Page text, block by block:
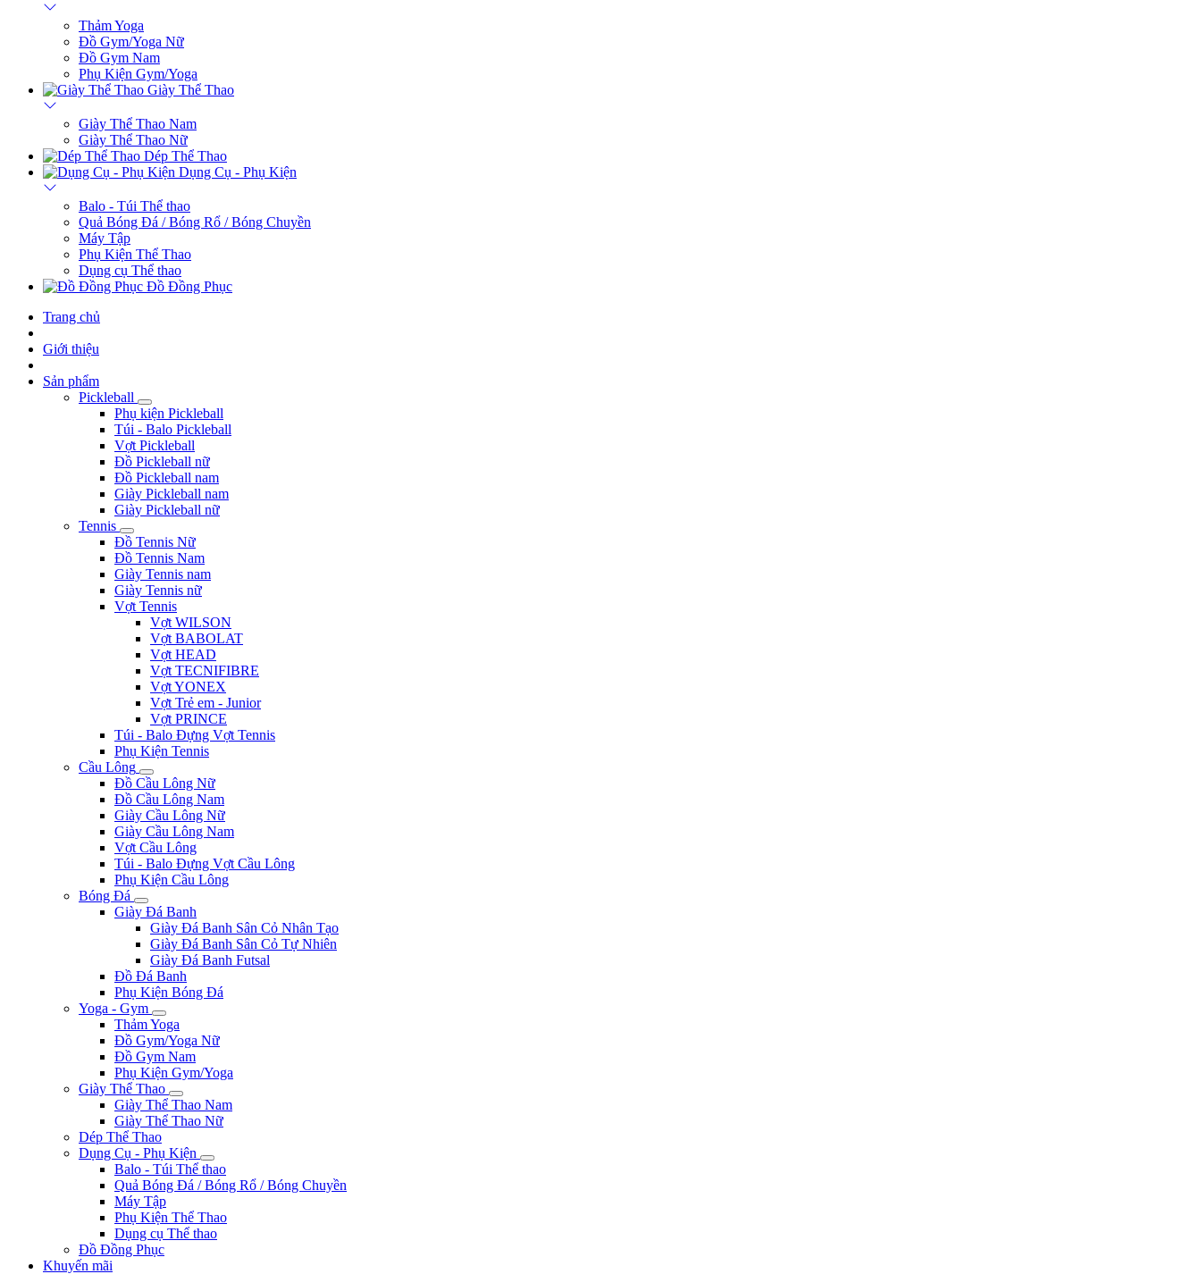
Thảm Yoga
Đồ Gym/Yoga Nữ
Đồ Gym Nam
Phụ Kiện Gym/Yoga
Giày Thể Thao
Giày Thể Thao Nam
Giày Thể Thao Nữ
Dép Thể Thao
Dụng Cụ - Phụ Kiện
Balo - Túi Thể thao
Quả Bóng Đá / Bóng Rổ / Bóng Chuyền
Máy Tập
Phụ Kiện Thể Thao
Dụng cụ Thể thao
Đồ Đồng Phục
Trang chủ
Giới thiệu
Sản phẩm
Pickleball
Phụ kiện Pickleball
Túi - Balo Pickleball
Vợt Pickleball
Đồ Pickleball nữ
Đồ Pickleball nam
Giày Pickleball nam
Giày Pickleball nữ
Tennis
Đồ Tennis Nữ
Đồ Tennis Nam
Giày Tennis nam
Giày Tennis nữ
Vợt Tennis
Vợt WILSON
Vợt BABOLAT
Vợt HEAD
Vợt TECNIFIBRE
Vợt YONEX
Vợt Trẻ em - Junior
Vợt PRINCE
Túi - Balo Đựng Vợt Tennis
Phụ Kiện Tennis
Cầu Lông
Đồ Cầu Lông Nữ
Đồ Cầu Lông Nam
Giày Cầu Lông Nữ
Giày Cầu Lông Nam
Vợt Cầu Lông
Túi - Balo Đựng Vợt Cầu Lông
Phụ Kiện Cầu Lông
Bóng Đá
Giày Đá Banh
Giày Đá Banh Sân Cỏ Nhân Tạo
Giày Đá Banh Sân Cỏ Tự Nhiên
Giày Đá Banh Futsal
Đồ Đá Banh
Phụ Kiện Bóng Đá
Yoga - Gym
Thảm Yoga
Đồ Gym/Yoga Nữ
Đồ Gym Nam
Phụ Kiện Gym/Yoga
Giày Thể Thao
Giày Thể Thao Nam
Giày Thể Thao Nữ
Dép Thể Thao
Dụng Cụ - Phụ Kiện
Balo - Túi Thể thao
Quả Bóng Đá / Bóng Rổ / Bóng Chuyền
Máy Tập
Phụ Kiện Thể Thao
Dụng cụ Thể thao
Đồ Đồng Phục
Khuyến mãi